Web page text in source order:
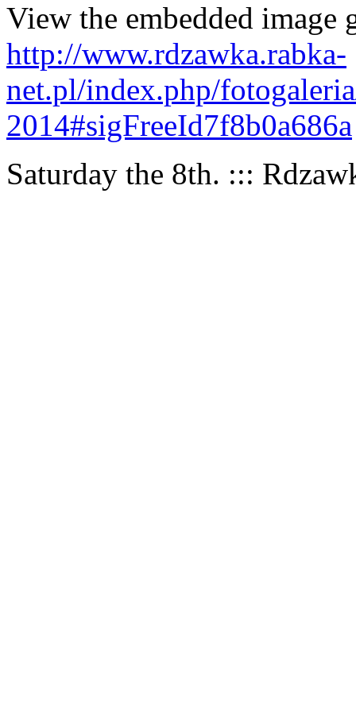
View the embedded image
http://www.rdzawka.rabka-
net.pl/index.php/
2014#sigFreeId7f8b0a686a
Saturday the 8th. :::